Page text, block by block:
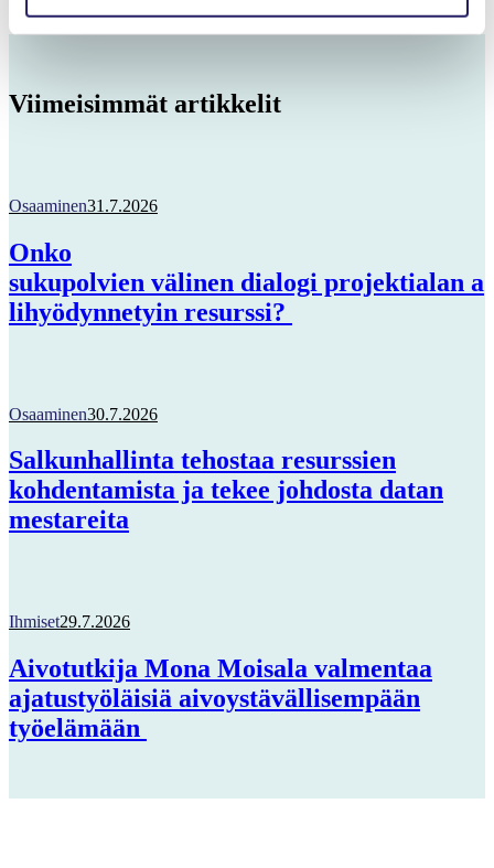
Viimeisimmät artikkelit
Osaaminen31.7.2026
Onko
sukupolvien välinen dialogi projektialan a
lihyödynnetyin resurssi?
Osaaminen30.7.2026
Salkunhallinta tehostaa resurssien
kohdentamista ja tekee johdosta datan
mestareita
Ihmiset29.7.2026
Aivotutkija Mona Moisala valmentaa
ajatustyöläisiä aivoystävällisempään
työelämään